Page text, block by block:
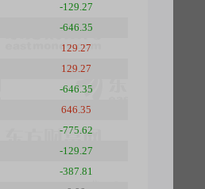
-129.27
-646.35
129.27
129.27
-646.35
646.35
-775.62
-129.27
-387.81